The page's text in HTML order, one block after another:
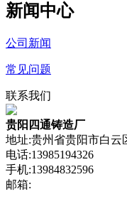
新闻中心
公司新闻
常见问题
联系我们
贵阳四通铸造厂
地址:贵州省贵阳市白云
电话:13985194326
手机:13984832596
邮箱: